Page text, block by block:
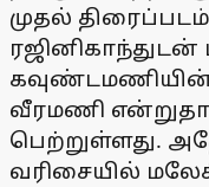
முதல்
ரஜினிகாந்துடன்
வீரமணி
பெற்றுள்ளது.
வரிசையில்